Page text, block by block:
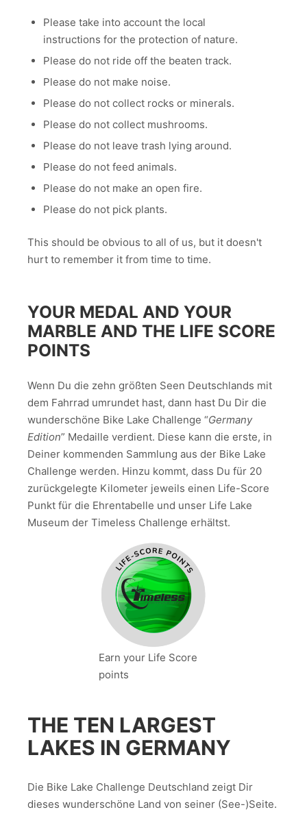
Please take into account the local
instructions for the protection of nature.
Please do not ride off the beaten track.
Please do not make noise.
Please do not collect rocks or minerals.
Please do not collect mushrooms.
Please do not leave trash lying around.
Please do not feed animals.
Please do not make an open fire.
Please do not pick plants.
This should be obvious to all of us, but it doesn't
hurt to remember it from time to time.
YOUR MEDAL AND YOUR
MARBLE AND THE LIFE SCORE
POINTS
Wenn Du die zehn größten Seen Deutschlands mit
dem Fahrrad umrundet hast, dann hast Du Dir die
wunderschöne Bike Lake Challenge “Germany
Edition” Medaille verdient. Diese kann die erste, in
Deiner kommenden Sammlung aus der Bike Lake
Challenge werden. Hinzu kommt, dass Du für 20
zurückgelegte Kilometer jeweils einen Life-Score
Punkt für die Ehrentabelle und unser Life Lake
Museum der Timeless Challenge erhältst.
Earn your Life Score
points
THE TEN LARGEST
LAKES IN GERMANY
Die Bike Lake Challenge Deutschland zeigt Dir
dieses wunderschöne Land von seiner (See-)Seite.